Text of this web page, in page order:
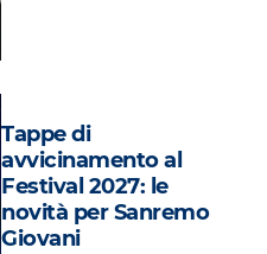
Tappe di
avvicinamento al
Festival 2027: le
novità per Sanremo
Giovani